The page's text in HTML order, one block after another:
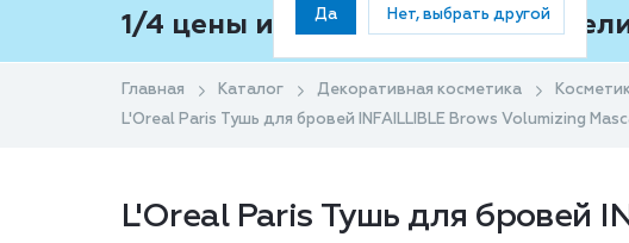
Да Нет, выбрать другой
1/4 цены и покупки ваши с
Главная Каталог Декоративная косметика
L'Oreal Paris Тушь для бровей INFAILLIBLE Brows Volumizing
L'Oreal Paris Тушь для бровей